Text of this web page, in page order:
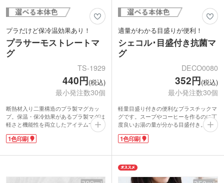
プラだけど保冷温効果あり！
プラサーモストレートマ
グ
TS-1929
440円(税込)
最小発注数30個
断熱材入り二重構造のプラ製マグカッ
プ。保温・保冷効果があるプラ製マグは
軽さと機能性を両立したアイテムです。
底にはすべり止め付き。卓上で滑りにく
く、置いた時にコップの音が響かないの
し多めの320mlサイズ。コップフチ回り
オリジナル印刷が映えるストレート型の
1色印刷
適量がわかる目盛りが便利！
シェコル･目盛付き抗菌マ
グ
DECO0080
352円(税込)
最小発注数30個
軽量目盛り付きの便利なプラスチックマ
グです。スープやコーヒーを作るのに丁
度良いお湯の量が分かる目盛付き。電子
レンジ対応でお湯を沸かす手間もなし！
樹脂には廃棄予定の卵殻を使い、抗菌剤
ます。地球に優しいマグは、SDGsに貢
献しています。ワンポイントで名入れを
してキャンペーンなどにいかがでしょう
1色印刷